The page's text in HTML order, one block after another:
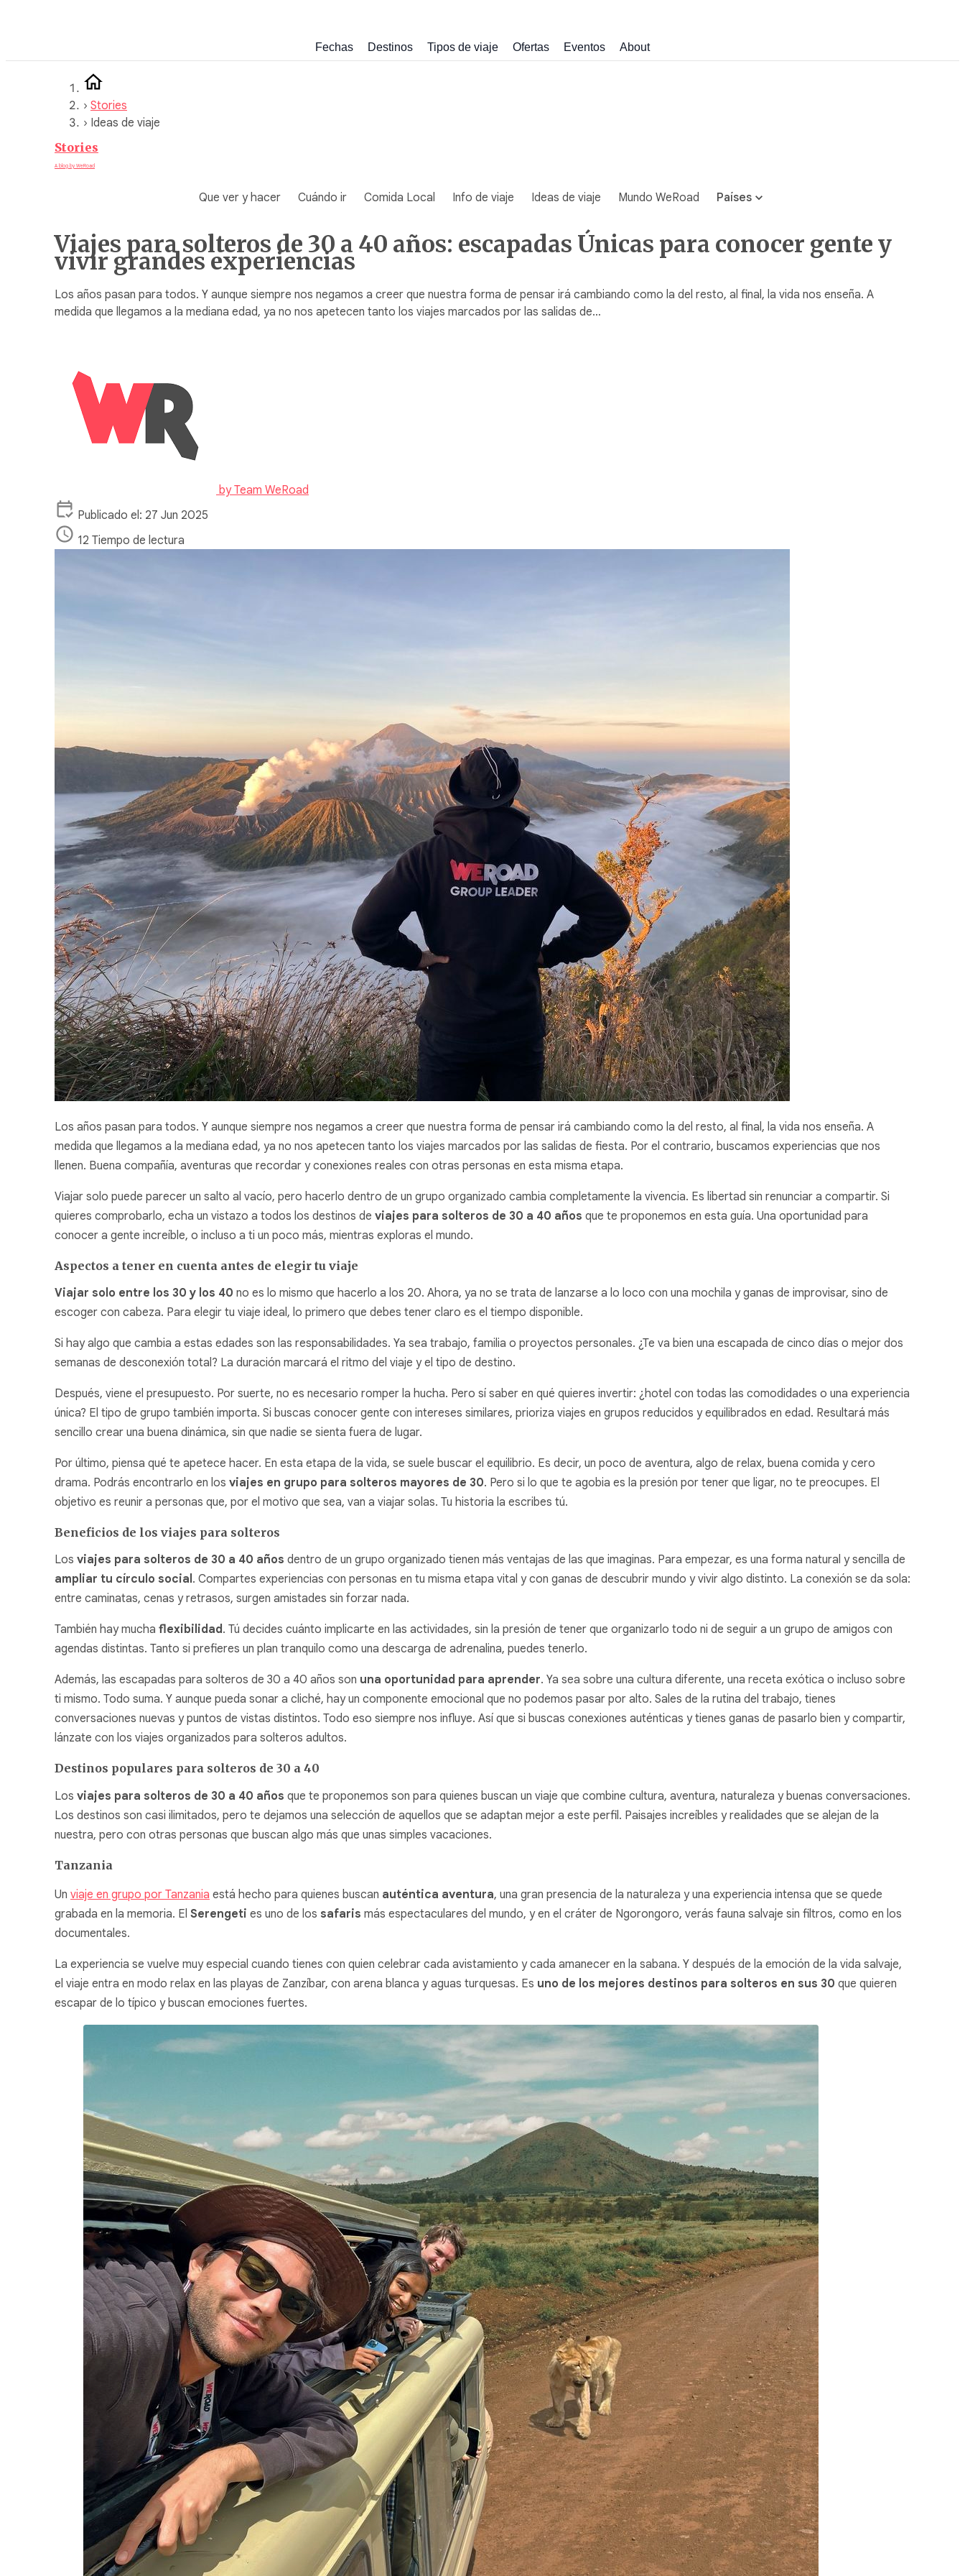
Fechas Destinos Tipos de viaje Ofertas Eventos About
› Stories
› Ideas de viaje
Stories
A blog by WeRoad
Que ver y hacer Cuándo ir Comida Local Info de viaje Ideas de viaje Mundo WeRoad Países
Viajes para solteros de 30 a 40 años: escapadas Únicas para conocer gente y
vivir grandes experiencias
Los años pasan para todos. Y aunque siempre nos negamos a creer que nuestra forma de pensar irá cambiando como la del resto, al final, la vida nos enseña. A
medida que llegamos a la mediana edad, ya no nos apetecen tanto los viajes marcados por las salidas de…
byTeam WeRoad
Publicado el: 27 Jun 2025
12 Tiempo de lectura
Los años pasan para todos. Y aunque siempre nos negamos a creer que nuestra forma de pensar irá cambiando como la del resto, al final, la vida nos enseña. A
medida que llegamos a la mediana edad, ya no nos apetecen tanto los viajes marcados por las salidas de fiesta. Por el contrario, buscamos experiencias que nos
llenen. Buena compañía, aventuras que recordar y conexiones reales con otras personas en esta misma etapa.
Viajar solo puede parecer un salto al vacío, pero hacerlo dentro de un grupo organizado cambia completamente la vivencia. Es libertad sin renunciar a compartir. Si
quieres comprobarlo, echa un vistazo a todos los destinos de viajes para solteros de 30 a 40 años que te proponemos en esta guía. Una oportunidad para
conocer a gente increíble, o incluso a ti un poco más, mientras exploras el mundo.
Aspectos a tener en cuenta antes de elegir tu viaje
Viajar solo entre los 30 y los 40 no es lo mismo que hacerlo a los 20. Ahora, ya no se trata de lanzarse a lo loco con una mochila y ganas de improvisar, sino de
escoger con cabeza. Para elegir tu viaje ideal, lo primero que debes tener claro es el tiempo disponible.
Si hay algo que cambia a estas edades son las responsabilidades. Ya sea trabajo, familia o proyectos personales. ¿Te va bien una escapada de cinco días o mejor dos
semanas de desconexión total? La duración marcará el ritmo del viaje y el tipo de destino.
Después, viene el presupuesto. Por suerte, no es necesario romper la hucha. Pero sí saber en qué quieres invertir: ¿hotel con todas las comodidades o una experiencia
única? El tipo de grupo también importa. Si buscas conocer gente con intereses similares, prioriza viajes en grupos reducidos y equilibrados en edad. Resultará más
sencillo crear una buena dinámica, sin que nadie se sienta fuera de lugar.
Por último, piensa qué te apetece hacer. En esta etapa de la vida, se suele buscar el equilibrio. Es decir, un poco de aventura, algo de relax, buena comida y cero
drama. Podrás encontrarlo en los viajes en grupo para solteros mayores de 30. Pero si lo que te agobia es la presión por tener que ligar, no te preocupes. El
objetivo es reunir a personas que, por el motivo que sea, van a viajar solas. Tu historia la escribes tú.
Beneficios de los viajes para solteros
Los viajes para solteros de 30 a 40 años dentro de un grupo organizado tienen más ventajas de las que imaginas. Para empezar, es una forma natural y sencilla de
ampliar tu círculo social. Compartes experiencias con personas en tu misma etapa vital y con ganas de descubrir mundo y vivir algo distinto. La conexión se da sola:
entre caminatas, cenas y retrasos, surgen amistades sin forzar nada.
También hay mucha flexibilidad. Tú decides cuánto implicarte en las actividades, sin la presión de tener que organizarlo todo ni de seguir a un grupo de amigos con
agendas distintas. Tanto si prefieres un plan tranquilo como una descarga de adrenalina, puedes tenerlo.
Además, las escapadas para solteros de 30 a 40 años son una oportunidad para aprender. Ya sea sobre una cultura diferente, una receta exótica o incluso sobre
ti mismo. Todo suma. Y aunque pueda sonar a cliché, hay un componente emocional que no podemos pasar por alto. Sales de la rutina del trabajo, tienes
conversaciones nuevas y puntos de vistas distintos. Todo eso siempre nos influye. Así que si buscas conexiones auténticas y tienes ganas de pasarlo bien y compartir,
lánzate con los viajes organizados para solteros adultos.
Destinos populares para solteros de 30 a 40
Los viajes para solteros de 30 a 40 años que te proponemos son para quienes buscan un viaje que combine cultura, aventura, naturaleza y buenas conversaciones.
Los destinos son casi ilimitados, pero te dejamos una selección de aquellos que se adaptan mejor a este perfil. Paisajes increíbles y realidades que se alejan de la
nuestra, pero con otras personas que buscan algo más que unas simples vacaciones.
Tanzania
Un viaje en grupo por Tanzania está hecho para quienes buscan auténtica aventura, una gran presencia de la naturaleza y una experiencia intensa que se quede
grabada en la memoria. El Serengeti es uno de los safaris más espectaculares del mundo, y en el cráter de Ngorongoro, verás fauna salvaje sin filtros, como en los
documentales.
La experiencia se vuelve muy especial cuando tienes con quien celebrar cada avistamiento y cada amanecer en la sabana. Y después de la emoción de la vida salvaje,
el viaje entra en modo relax en las playas de Zanzíbar, con arena blanca y aguas turquesas. Es uno de los mejores destinos para solteros en sus 30 que quieren
escapar de lo típico y buscan emociones fuertes.